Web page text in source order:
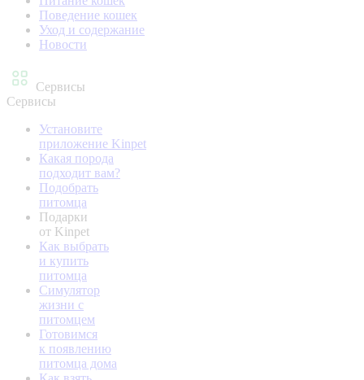
Поведение кошек
Уход и содержание
Новости
Сервисы
Сервисы
Установите
приложение Kinpet
Какая порода
подходит вам?
Подобрать
питомца
Подарки
от Kinpet
Как выбрать
и купить
питомца
Симулятор
жизни с
питомцем
Готовимся
к появлению
питомца дома